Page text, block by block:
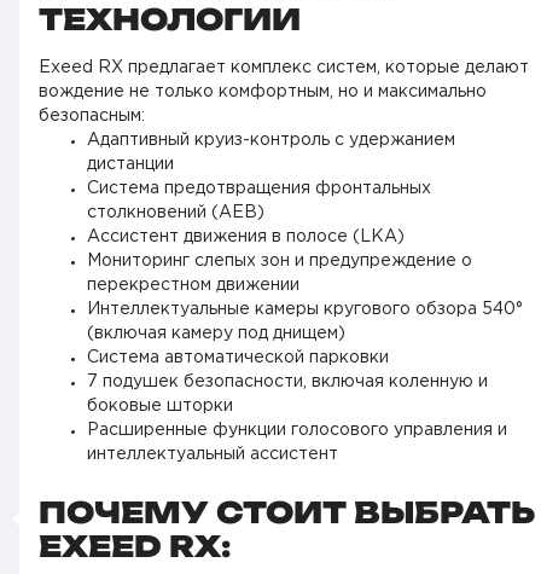
ТЕХНОЛОГИИ
Exeed RX предлагает комплекс систем, которые делают
вождение не только комфортным, но и максимально
безопасным:
Адаптивный круиз-контроль с удержанием
дистанции
Система предотвращения фронтальных
столкновений (AEB)
Ассистент движения в полосе (LKA)
Мониторинг слепых зон и предупреждение о
перекрестном движении
Интеллектуальные камеры кругового обзора 540°
(включая камеру под днищем)
Система автоматической парковки
7 подушек безопасности, включая коленную и
боковые шторки
Расширенные функции голосового управления и
интеллектуальный ассистент
ПОЧЕМУ СТОИТ ВЫБРАТЬ
EXEED RX: